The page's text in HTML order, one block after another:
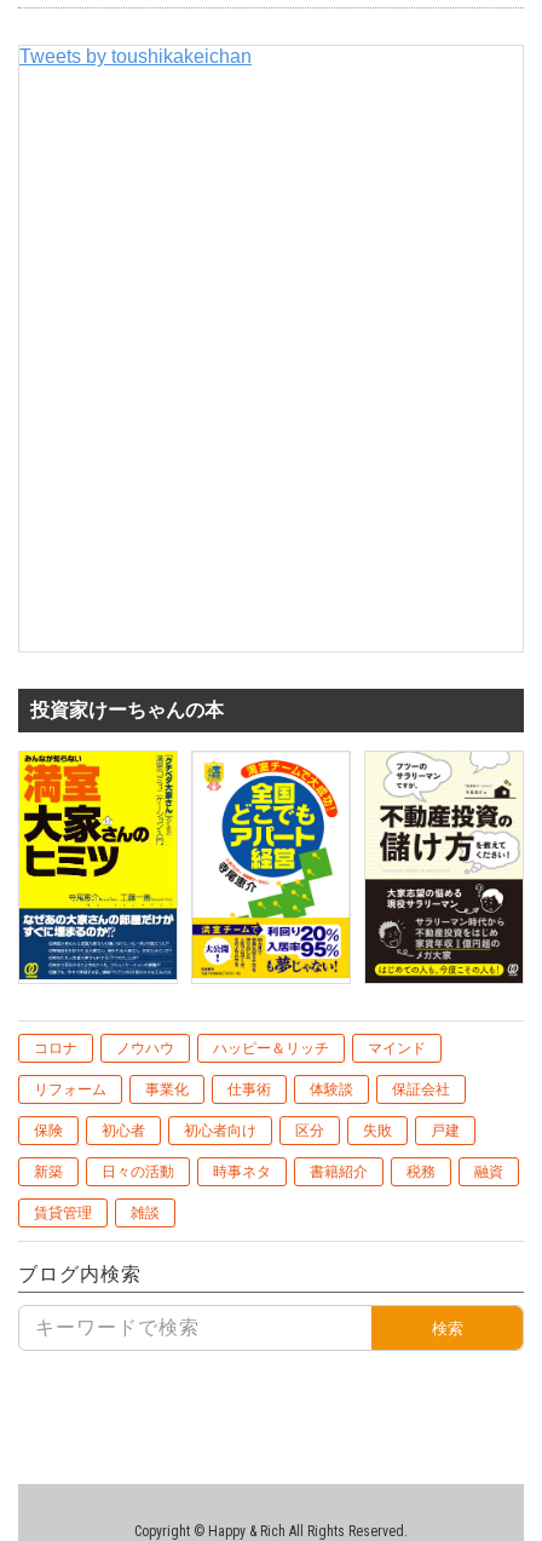
Tweets by toushikakeichan
投資家けーちゃんの本
コロナ ノウハウ ハッピー＆リッチ マインド
リフォーム 事業化 仕事術 体験談 保証会社
保険 初心者 初心者向け 区分 失敗 戸建
新築 日々の活動 時事ネタ 書籍紹介 税務 融資
賃貸管理 雑談
ブログ内検索
検索
Copyright © Happy & Rich All Rights Reserved.